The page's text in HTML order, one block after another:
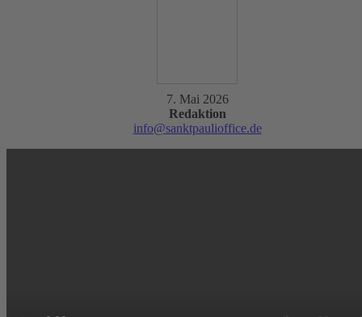
7. Mai 2026
Redaktion
info@sanktpaulioffice.de